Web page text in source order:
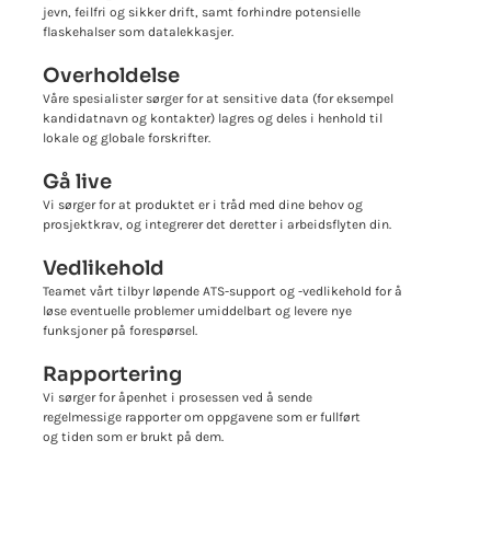
jevn, feilfri og sikker drift, samt forhindre potensielle
flaskehalser som datalekkasjer.
Overholdelse
Våre spesialister sørger for at sensitive data (for eksempel
kandidatnavn og kontakter) lagres og deles i henhold til
lokale og globale forskrifter.
Gå live
Vi sørger for at produktet er i tråd med dine behov og
prosjektkrav, og integrerer det deretter i arbeidsflyten din.
Vedlikehold
Teamet vårt tilbyr løpende ATS-support og -vedlikehold for å
løse eventuelle problemer umiddelbart og levere nye
funksjoner på forespørsel.
Rapportering
Vi sørger for åpenhet i prosessen ved å sende
regelmessige rapporter om oppgavene som er fullført
og tiden som er brukt på dem.